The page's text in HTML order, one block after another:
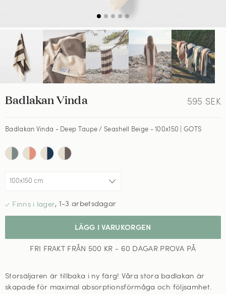
595 SEK
Badlakan Vinda
Badlakan Vinda - Deep Taupe / Seashell Beige - 100x150 | GOTS
, 1-3 arbetsdagar
LÄGG I VARUKORGEN
FRI FRAKT FRÅN 500 KR - 60 DAGAR PROVA PÅ
Storsäljaren är tillbaka i ny färg! Våra stora badlakan är
skapade för maximal absorptionsförmåga och följsamhet.